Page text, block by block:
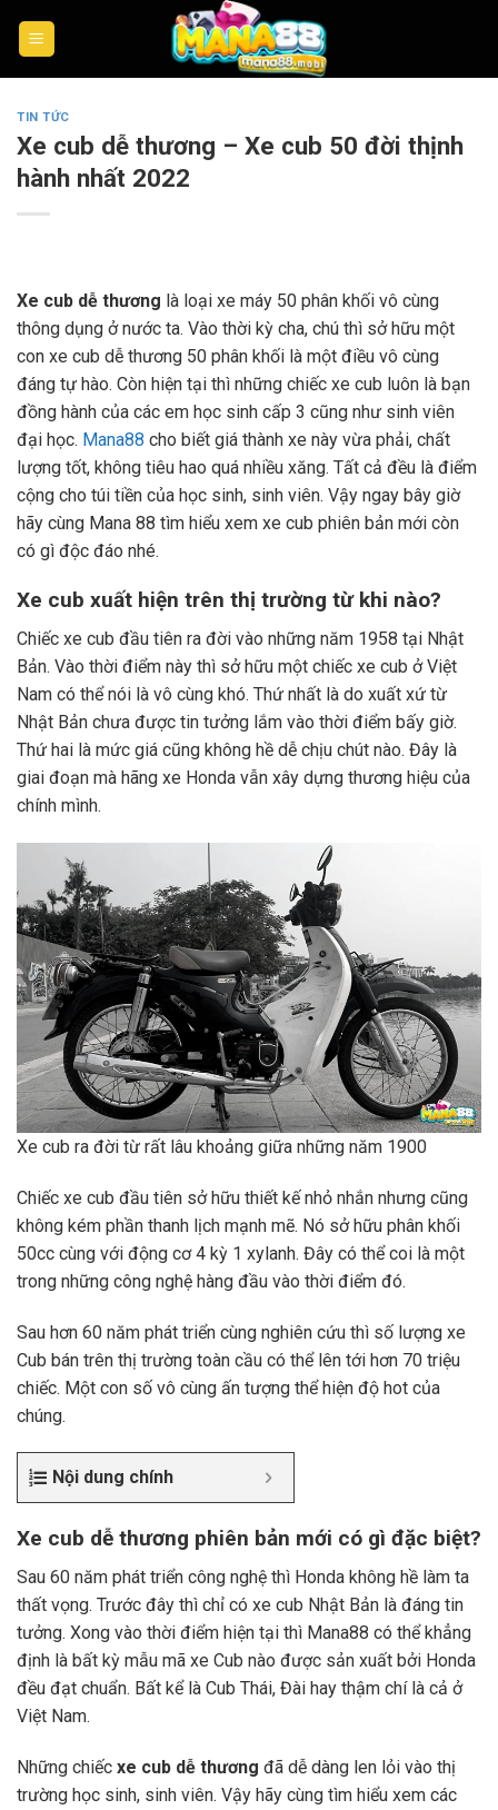
TIN TỨC
Xe cub dễ thương – Xe cub 50 đời thịnh
hành nhất 2022
Xe cub dễ thương là loại xe máy 50 phân khối vô cùng
thông dụng ở nước ta. Vào thời kỳ cha, chú thì sở hữu một
con xe cub dễ thương 50 phân khối là một điều vô cùng
đáng tự hào. Còn hiện tại thì những chiếc xe cub luôn là bạn
đồng hành của các em học sinh cấp 3 cũng như sinh viên
đại học. Mana88 cho biết giá thành xe này vừa phải, chất
lượng tốt, không tiêu hao quá nhiều xăng. Tất cả đều là điểm
cộng cho túi tiền của học sinh, sinh viên. Vậy ngay bây giờ
hãy cùng Mana 88 tìm hiểu xem xe cub phiên bản mới còn
có gì độc đáo nhé.
Xe cub xuất hiện trên thị trường từ khi nào?
Chiếc xe cub đầu tiên ra đời vào những năm 1958 tại Nhật
Bản. Vào thời điểm này thì sở hữu một chiếc xe cub ở Việt
Nam có thể nói là vô cùng khó. Thứ nhất là do xuất xứ từ
Nhật Bản chưa được tin tưởng lắm vào thời điểm bấy giờ.
Thứ hai là mức giá cũng không hề dễ chịu chút nào. Đây là
giai đoạn mà hãng xe Honda vẫn xây dựng thương hiệu của
chính mình.
Xe cub ra đời từ rất lâu khoảng giữa những năm 1900
Chiếc xe cub đầu tiên sở hữu thiết kế nhỏ nhắn nhưng cũng
không kém phần thanh lịch mạnh mẽ. Nó sở hữu phân khối
50cc cùng với động cơ 4 kỳ 1 xylanh. Đây có thể coi là một
trong những công nghệ hàng đầu vào thời điểm đó.
Sau hơn 60 năm phát triển cùng nghiên cứu thì số lượng xe
Cub bán trên thị trường toàn cầu có thể lên tới hơn 70 triệu
chiếc. Một con số vô cùng ấn tượng thể hiện độ hot của
chúng.
Nội dung chính
Xe cub dễ thương phiên bản mới có gì đặc biệt?
Sau 60 năm phát triển công nghệ thì Honda không hề làm ta
thất vọng. Trước đây thì chỉ có xe cub Nhật Bản là đáng tin
tưởng. Xong vào thời điểm hiện tại thì Mana88 có thể khẳng
định là bất kỳ mẫu mã xe Cub nào được sản xuất bởi Honda
đều đạt chuẩn. Bất kể là Cub Thái, Đài hay thậm chí là cả ở
Việt Nam.
Những chiếc xe cub dễ thương đã dễ dàng len lỏi vào thị
trường học sinh, sinh viên. Vậy hãy cùng tìm hiểu xem các